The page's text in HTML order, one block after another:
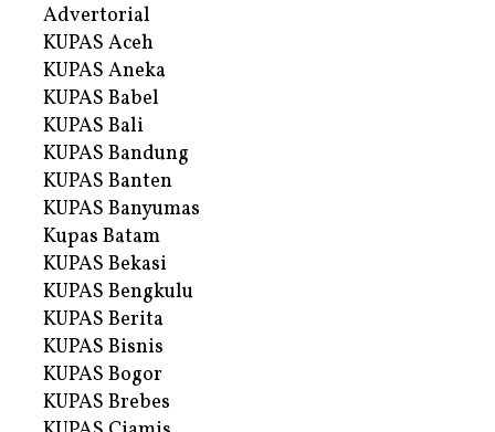
Advertorial
KUPAS Aceh
KUPAS Aneka
KUPAS Babel
KUPAS Bali
KUPAS Bandung
KUPAS Banten
KUPAS Banyumas
Kupas Batam
KUPAS Bekasi
KUPAS Bengkulu
KUPAS Berita
KUPAS Bisnis
KUPAS Bogor
KUPAS Brebes